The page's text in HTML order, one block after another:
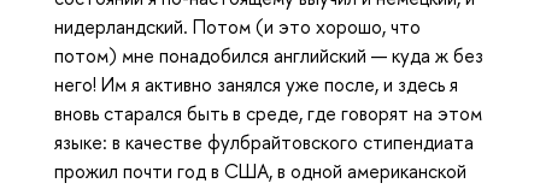
нидерландский. Потом (и это хорошо, что
потом) мне понадобился английский — куда ж без
него! Им я активно занялся уже после, и здесь я
вновь старался быть в среде, где говорят на этом
языке: в качестве фулбрайтовского стипендиата
прожил почти год в США, в одной американской